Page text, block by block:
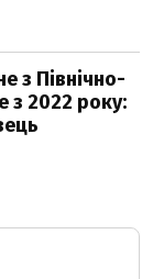
з Північно-
з 2022 року: